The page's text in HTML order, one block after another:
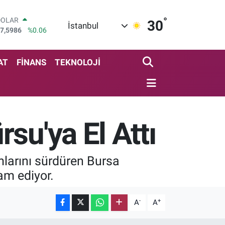
%0.06
%0.1
%0.69
İstanbul 30°
FİNANS TEKNOLOJİ
El Attı
sürdüren Bursa
ediyor.
A- A+